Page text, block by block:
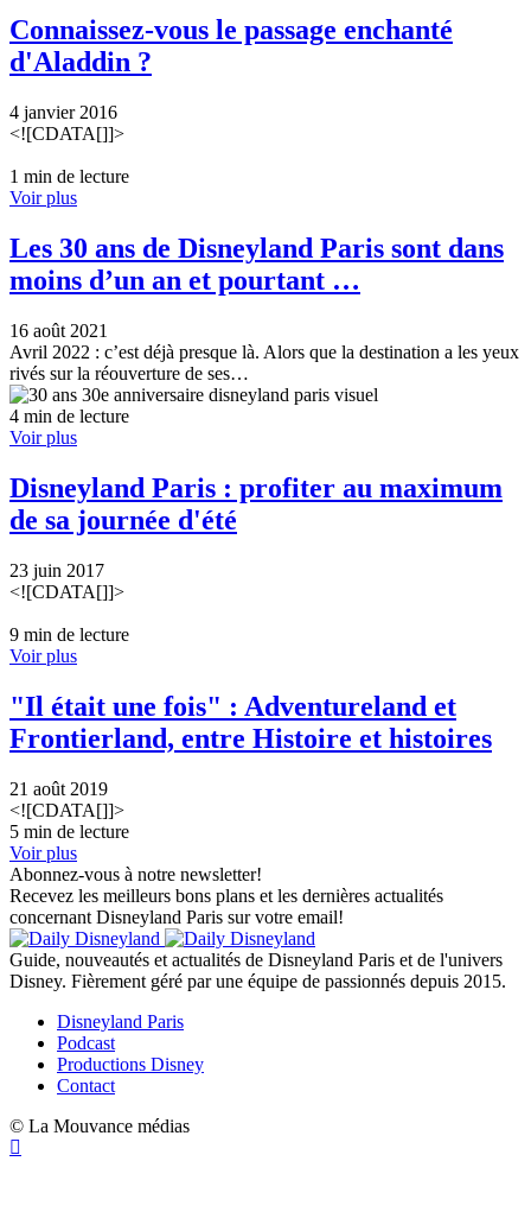
Connaissez-vous le passage enchanté
d'Aladdin ?
4 janvier 2016
<![CDATA[]]>
1 min de lecture
Voir plus
Les 30 ans de Disneyland Paris sont dans
moins d’un an et pourtant …
16 août 2021
Avril 2022 : c’est déjà presque là. Alors que la destination a les yeux
rivés sur la réouverture de ses…
4 min de lecture
Voir plus
Disneyland Paris : profiter au maximum
de sa journée d'été
23 juin 2017
<![CDATA[]]>
9 min de lecture
Voir plus
"Il était une fois" : Adventureland et
Frontierland, entre Histoire et histoires
21 août 2019
<![CDATA[]]>
5 min de lecture
Voir plus
Abonnez-vous à notre newsletter!
Recevez les meilleurs bons plans et les dernières actualités
concernant Disneyland Paris sur votre email!
Guide, nouveautés et actualités de Disneyland Paris et de l'univers
Disney. Fièrement géré par une équipe de passionnés depuis 2015.
Disneyland Paris
Podcast
Productions Disney
Contact
© La Mouvance médias